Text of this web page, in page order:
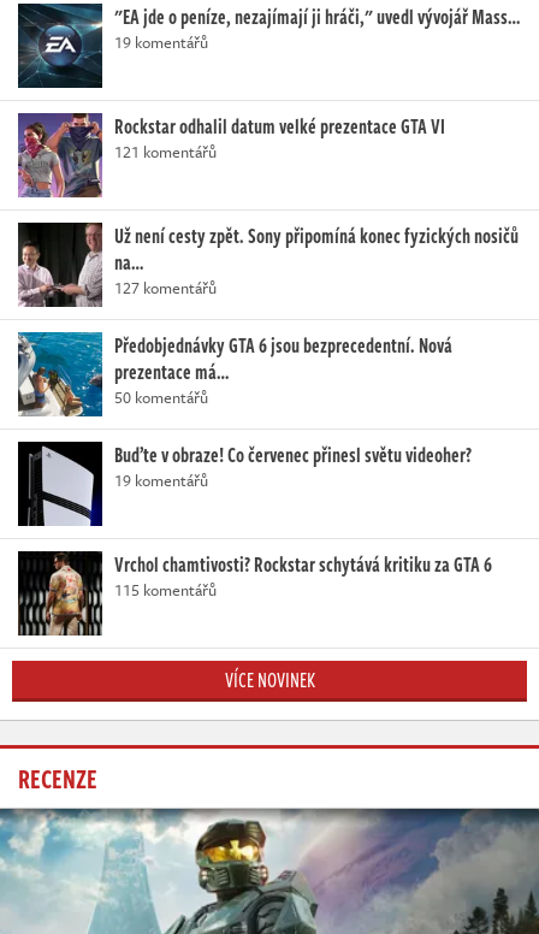
"EA jde o peníze, nezajímají ji hráči," uvedl vývojář Mass…
19 komentářů
Rockstar odhalil datum velké prezentace GTA VI
121 komentářů
Už není cesty zpět. Sony připomíná konec fyzických nosičů
na…
127 komentářů
Předobjednávky GTA 6 jsou bezprecedentní. Nová
prezentace má…
50 komentářů
Buďte v obraze! Co červenec přinesl světu videoher?
19 komentářů
Vrchol chamtivosti? Rockstar schytává kritiku za GTA 6
115 komentářů
VÍCE NOVINEK
RECENZE